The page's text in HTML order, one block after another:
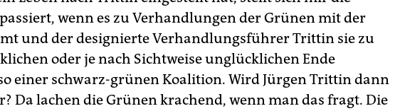
wenn es zu Verhandlungen der Grünen mit der
und der designierte Verhandlungsführer Trittin sie zu
oder je nach Sichtweise unglücklichen Ende
einer schwarz-grünen Koalition. Wird Jürgen Trittin dann
Da lachen die Grünen krachend, wenn man das fragt. Die